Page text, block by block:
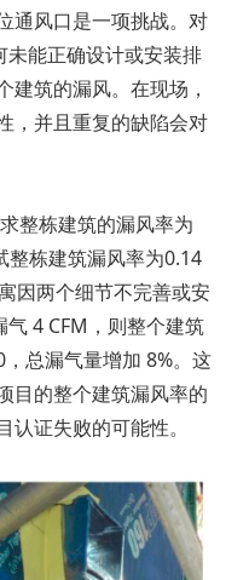
通风口是一项挑战。对
未能正确设计或安装排
建筑的漏风。在现场，
，并且重复的缺陷会对
整栋建筑的漏风率为
整栋建筑漏风率为0.14
因两个细节不完善或安
气 4 CFM，则整个建筑
总漏气量增加 8%。这
目的整个建筑漏风率的
证失败的可能性。